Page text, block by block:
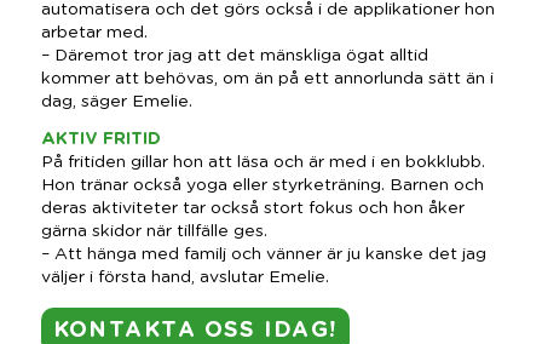
automatisera och det görs också i de applikationer hon
arbetar med.
– Däremot tror jag att det mänskliga ögat alltid
kommer att behövas, om än på ett annorlunda sätt än i
dag, säger Emelie.
AKTIV FRITID
På fritiden gillar hon att läsa och är med i en bokklubb.
Hon tränar också yoga eller styrketräning. Barnen och
deras aktiviteter tar också stort fokus och hon åker
gärna skidor när tillfälle ges.
– Att hänga med familj och vänner är ju kanske det jag
väljer i första hand, avslutar Emelie.
KONTAKTA OSS IDAG!